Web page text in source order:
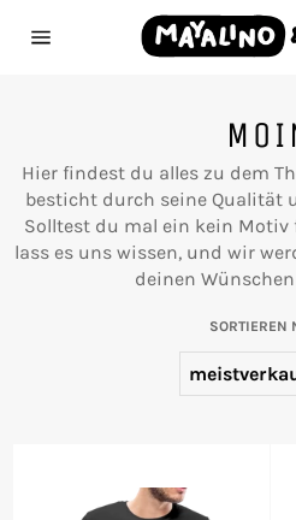
zum
Seitennavigation
Hier findest du alles zu dem
besticht durch seine Qualität
Solltest du mal ein kein Motiv
lass es uns wissen, und wir
deinen
SORTIEREN